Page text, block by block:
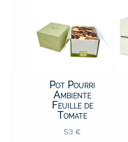
Pot Pourri
Ambiente
Feuille de
Tomate
53 €